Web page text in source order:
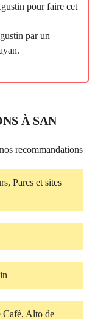
pour faire cet
par un
À SAN
recommandations
Parcs et sites
Café, Alto de